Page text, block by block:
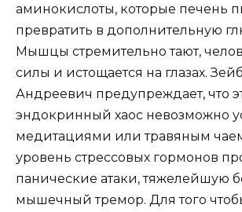
аминокислоты, которые печень
превратить в дополнительную
Мышцы стремительно тают,
силы и истощается на глазах.
Андреевич предупреждает, что
эндокринный хаос невозможно
медитациями или травяным
уровень стрессовых гормонов
панические атаки, тяжелейшую
мышечный тремор. Для того